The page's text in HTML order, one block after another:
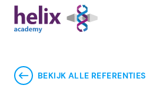
BEKIJK ALLE REFERENTIES